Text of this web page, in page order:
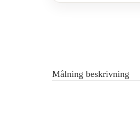
Målning beskrivning